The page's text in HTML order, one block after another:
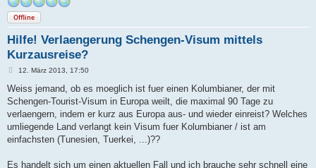
Offline
Hilfe! Verlaengerung Schengen-Visum mittels
Kurzausreise?
B
i
r
a
12. März 2013, 17:50
Weiss jemand, ob es moeglich ist fuer einen Kolumbianer, der mit
Schengen-Tourist-Visum in Europa weilt, die maximal 90 Tage zu
verlaengern, indem er kurz aus Europa aus- und wieder einreist? Welches
umliegende Land verlangt kein Visum fuer Kolumbianer / ist am
einfachsten (Tunesien, Tuerkei, ...)??
Es handelt sich um einen aktuellen Fall und ich brauche sehr schnell eine